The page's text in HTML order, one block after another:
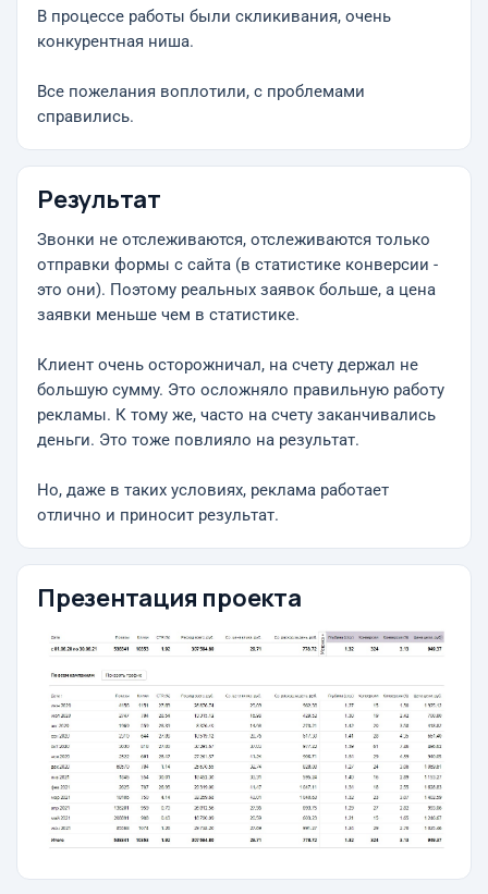
В процессе работы были скликивания, очень
конкурентная ниша.
Все пожелания воплотили, с проблемами
справились.
Результат
Звонки не отслеживаются, отслеживаются только
отправки формы с сайта (в статистике конверсии -
это они). Поэтому реальных заявок больше, а цена
заявки меньше чем в статистике.
Клиент очень осторожничал, на счету держал не
большую сумму. Это осложняло правильную работу
рекламы. К тому же, часто на счету заканчивались
деньги. Это тоже повлияло на результат.
Но, даже в таких условиях, реклама работает
отлично и приносит результат.
Презентация проекта